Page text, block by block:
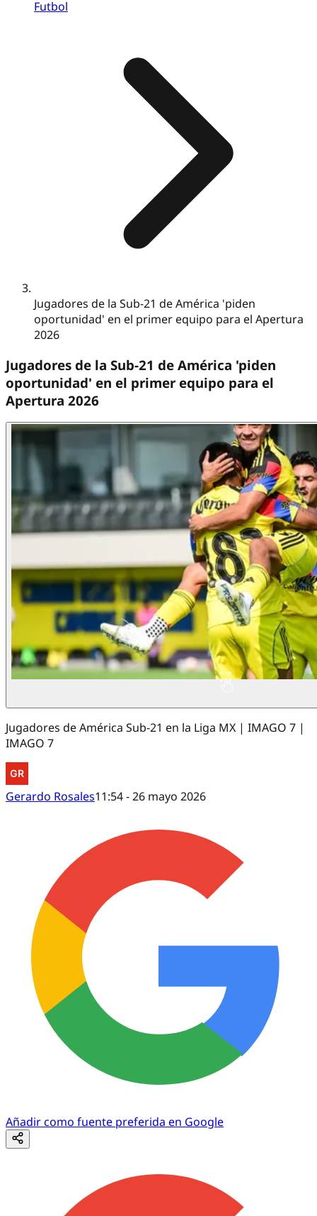
Futbol
Jugadores de la Sub-21 de América 'piden
oportunidad' en el primer equipo para el Apertura
2026
Jugadores de la Sub-21 de América 'piden
oportunidad' en el primer equipo para el
Apertura 2026
Jugadores de América Sub-21 en la Liga MX | IMAGO 7 |
IMAGO 7
Gerardo Rosales11:54 - 26 mayo 2026
Añadir como fuente preferida en Google